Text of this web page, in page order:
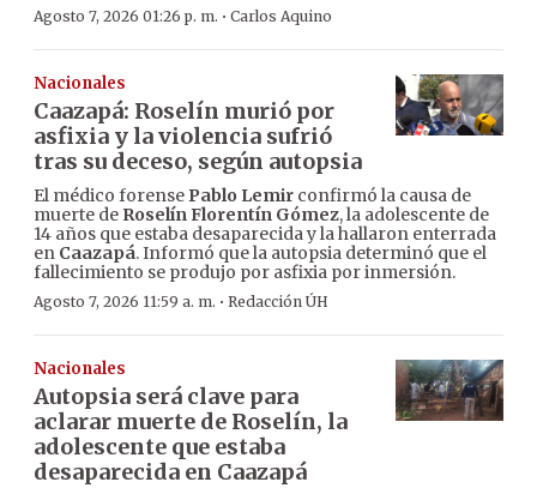
Agosto 7, 2026 01:26 p. m. · Carlos Aquino
Nacionales
Caazapá: Roselín murió por
asfixia y la violencia sufrió
tras su deceso, según autopsia
El médico forense Pablo Lemir confirmó la causa de
muerte de Roselín Florentín Gómez, la adolescente de
14 años que estaba desaparecida y la hallaron enterrada
en Caazapá. Informó que la autopsia determinó que el
fallecimiento se produjo por asfixia por inmersión.
Agosto 7, 2026 11:59 a. m. · Redacción ÚH
Nacionales
Autopsia será clave para
aclarar muerte de Roselín, la
adolescente que estaba
desaparecida en Caazapá